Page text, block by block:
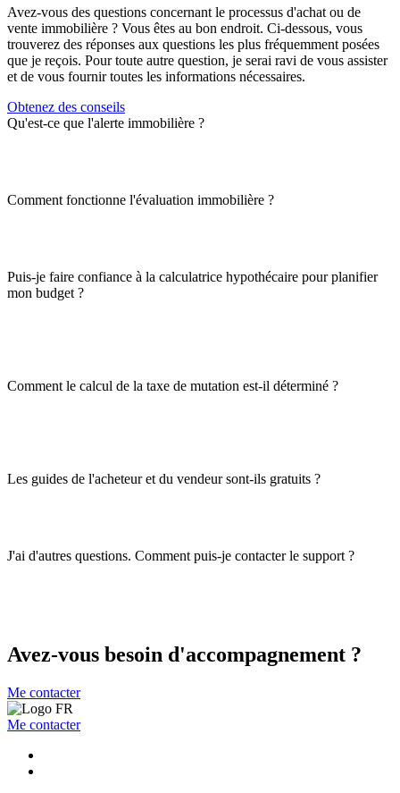
Avez-vous des questions concernant le processus d'achat ou de
vente immobilière ? Vous êtes au bon endroit. Ci-dessous, vous
trouverez des réponses aux questions les plus fréquemment posées
que je reçois. Pour toute autre question, je serai ravi de vous assister
et de vous fournir toutes les informations nécessaires.
Obtenez des conseils
Qu'est-ce que l'alerte immobilière ?
Comment fonctionne l'évaluation immobilière ?
Puis-je faire confiance à la calculatrice hypothécaire pour planifier
mon budget ?
Comment le calcul de la taxe de mutation est-il déterminé ?
Les guides de l'acheteur et du vendeur sont-ils gratuits ?
J'ai d'autres questions. Comment puis-je contacter le support ?
Avez-vous besoin d'accompagnement ?
Me contacter
Me contacter